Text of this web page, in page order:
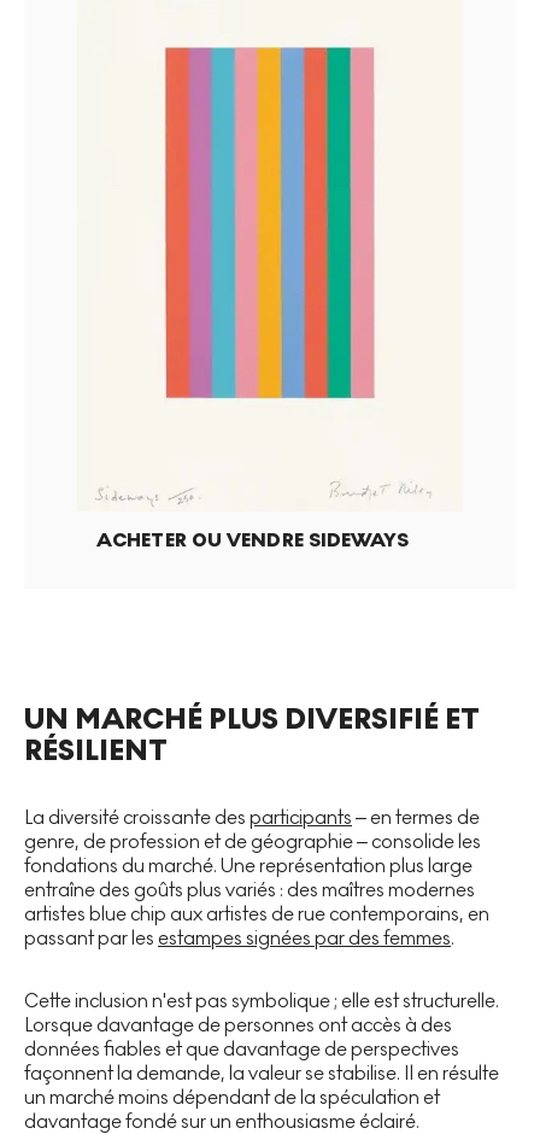
ACHETER OU VENDRE SIDEWAYS
UN MARCHÉ PLUS DIVERSIFIÉ ET
RÉSILIENT
La diversité croissante des participants – en termes de
genre, de profession et de géographie – consolide les
fondations du marché. Une représentation plus large
entraîne des goûts plus variés : des maîtres modernes
artistes blue chip aux artistes de rue contemporains, en
passant par les estampes signées par des femmes.
Cette inclusion n'est pas symbolique ; elle est structurelle.
Lorsque davantage de personnes ont accès à des
données fiables et que davantage de perspectives
façonnent la demande, la valeur se stabilise. Il en résulte
un marché moins dépendant de la spéculation et
davantage fondé sur un enthousiasme éclairé.